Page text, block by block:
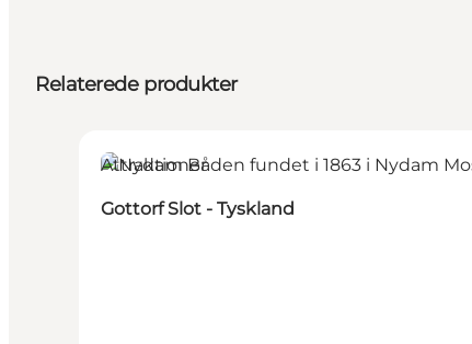
Relaterede produkter
Attraktioner
Gottorf Slot - Tyskland